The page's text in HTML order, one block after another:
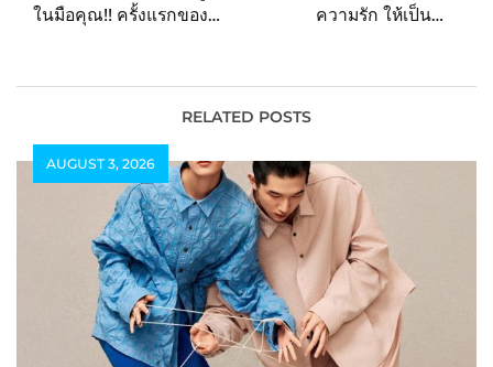
ในมือคุณ!! ครั้งแรกของ
ได้สะสมแล้ววันนี้!!
ความรัก ให้เป็นรส
ซ้อน เหมือนเค้กเลเยอร์
ชวนมอบความรักให้แก่กัน
RELATED POSTS
AUGUST 3, 2026